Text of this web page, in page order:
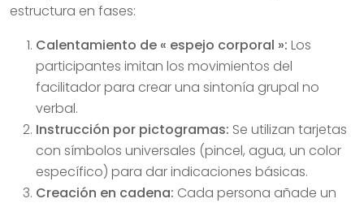
estructura en fases:
Calentamiento de « espejo corporal »: Los
participantes imitan los movimientos del
facilitador para crear una sintonía grupal no
verbal.
Instrucción por pictogramas: Se utilizan tarjetas
con símbolos universales (pincel, agua, un color
específico) para dar indicaciones básicas.
Creación en cadena: Cada persona añade un